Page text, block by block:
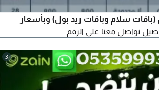
(باقات سلام وباقات ريد بول) وبأسعار
تواصل معنا على الرقم
3